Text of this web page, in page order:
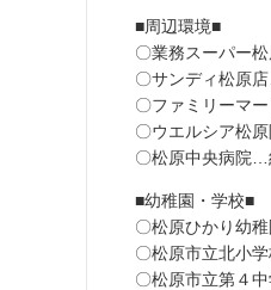
■周辺環境■
〇業務スーパー
〇サンディ松原
〇ファミリーマ
〇ウエルシア松
〇松原中央病院…
■幼稚園・学校■
〇松原ひかり幼
〇松原市立北小
〇松原市立第４